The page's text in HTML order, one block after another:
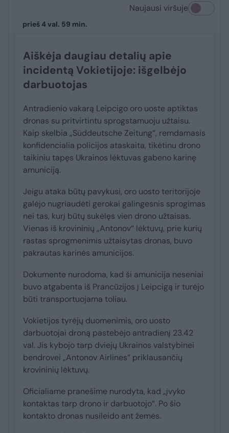
Naujausi viršuje
prieš 4 val. 59 min.
Aiškėja daugiau detalių apie
incidentą Vokietijoje: išgelbėjo
darbuotojas
Antradienio vakarą Leipcigo oro uoste aptiktas
dronas su pritvirtintu sprogstamuoju užtaisu.
Kaip skelbia „Süddeutsche Zeitung“, remdamasis
konfidencialia policijos ataskaita, tikėtinu drono
taikiniu tapęs Ukrainos lėktuvas gabeno karinę
amuniciją.
Jeigu ataka būtų pavykusi, oro uosto teritorijoje
galėjo nugriaudėti gerokai galingesnis sprogimas
nei tas, kurį būtų sukėlęs vien drono užtaisas.
Vienas iš krovininių „Antonov“ lėktuvų, prie kurių
rastas sprogmenimis užtaisytas dronas, buvo
pakrautas karinės amunicijos.
Dokumente nurodoma, kad ši amunicija neseniai
buvo atgabenta iš Prancūzijos į Leipcigą ir turėjo
būti transportuojama toliau.
Vokietijos tyrėjų duomenimis, oro uosto
darbuotojai droną pastebėjo antradienį 23.42
val. Jis kybojo tarp dviejų Ukrainos valstybinei
bendrovei „Antonov Airlines“ priklausančių
krovininių lėktuvų.
Oficialiame pranešime nurodyta, kad „įvyko
kontaktas tarp drono ir darbuotojo“. Po šio
kontakto dronas nusileido ant žemės.